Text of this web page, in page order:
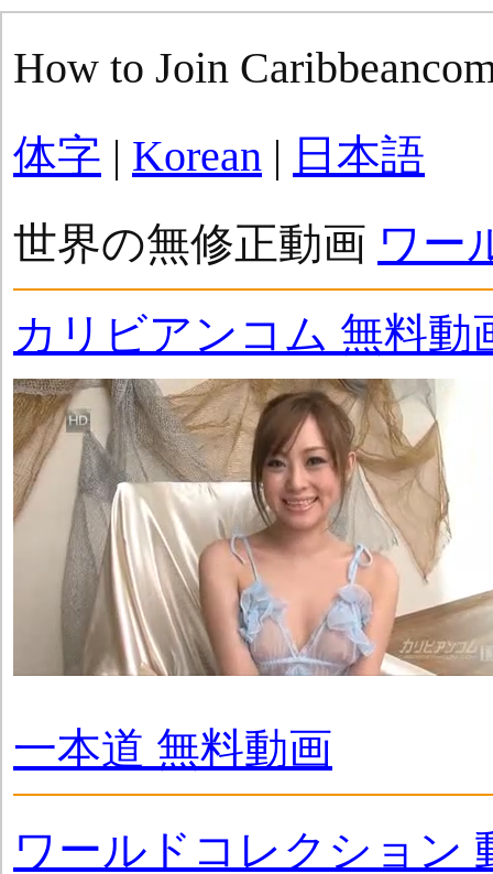
How to Join
体字 | Korean | 日本語
世界の無修正動画 ワー
カリビアンコム 無料動
一本道 無料動画
ワールドコレクション